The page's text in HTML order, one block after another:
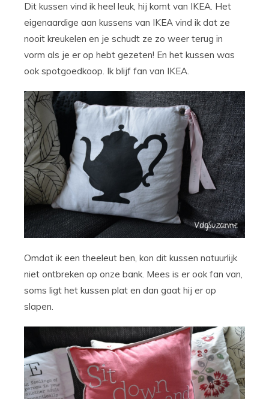
Dit kussen vind ik heel leuk, hij komt van IKEA. Het
eigenaardige aan kussens van IKEA vind ik dat ze
nooit kreukelen en je schudt ze zo weer terug in
vorm als je er op hebt gezeten! En het kussen was
ook spotgoedkoop. Ik blijf fan van IKEA.
Omdat ik een theeleut ben, kon dit kussen natuurlijk
niet ontbreken op onze bank. Mees is er ook fan van,
soms ligt het kussen plat en dan gaat hij er op
slapen.